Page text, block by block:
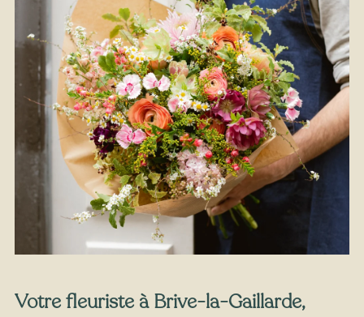
À partir de25€ -Personnaliser
Bouquet de Roses roses
Votre fleuriste à Brive-la-Gaillarde,